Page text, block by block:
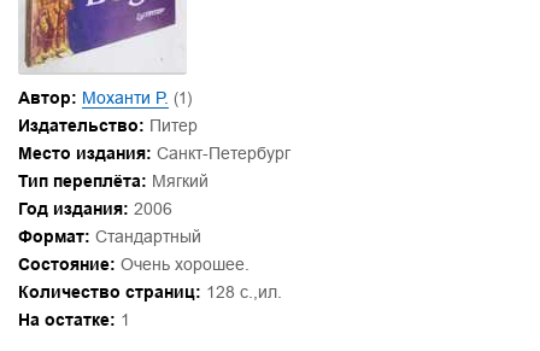
Автор: Моханти Р. (1)
Издательство: Питер
Место издания: Санкт-Петербург
Тип переплёта: Мягкий
Год издания: 2006
Формат: Стандартный
Состояние: Очень хорошее.
Количество страниц: 128 с.,ил.
На остатке: 1